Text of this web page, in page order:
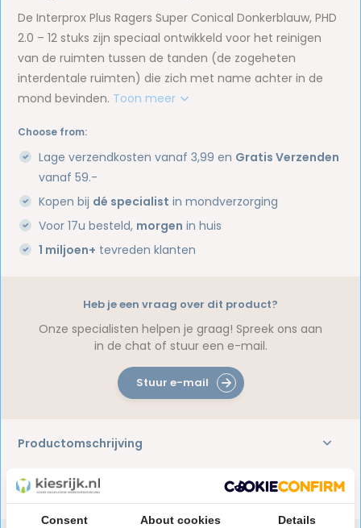
De Interprox Plus Ragers Super Conical Donkerblauw, PHD
2.0 – 12 stuks zijn speciaal ontwikkeld voor het reinigen
van de ruimten tussen de tanden (de zogeheten
interdentale ruimten) die zich met name achter in de
mond bevinden. Toon meer
Choose from:
Lage verzendkosten vanaf 3,99 en Gratis Verzenden
vanaf 59.-
Kopen bij dé specialist in mondverzorging
Voor 17u besteld, morgen in huis
1 miljoen+ tevreden klanten
Productomschrijving
Reviews
Heb je een vraag over dit product?
Onze specialisten helpen je graag! Spreek ons aan
in de chat of stuur een e-mail.
Stuur e-mail
Consent About cookies Details